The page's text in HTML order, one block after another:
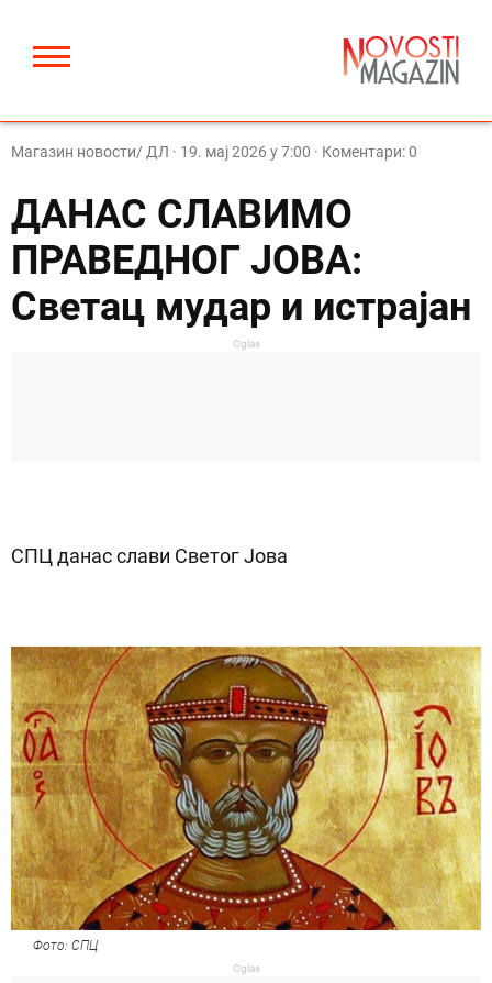
Магазин новости/ ДЛ · 19. мај 2026 у 7:00 · Коментари: 0
ДАНАС СЛАВИМО
ПРАВЕДНОГ ЈОВА:
Светац мудар и истрајан
Oglas
СПЦ данас слави Светог Јова
Фото: СПЦ
Oglas